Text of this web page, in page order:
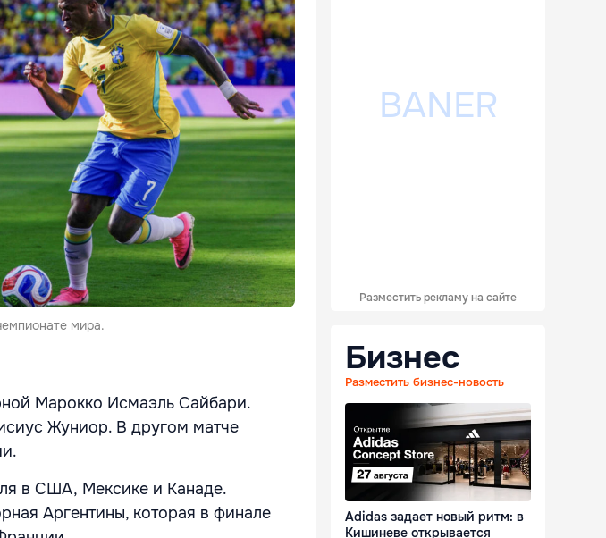
мира.
Марокко Исмаэль Сайбари.
Жуниор. В другом матче
в США, Мексике и Канаде.
Аргентины, которая в финале
Разместить рекламу на сайте
Бизнес
Разместить бизнес-новость
Adidas задает новый ритм: в
Кишиневе открывается